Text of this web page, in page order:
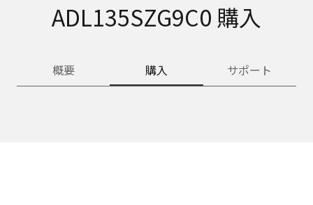
ADL135SZG9C0 購入
概要 購入 サポート